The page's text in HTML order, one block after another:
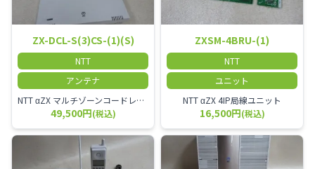
ZX-DCL-S(3)CS-(1)(S)
NTT
アンテナ
NTT αZX マルチゾーンコードレススター増設アンテナ
49,500円(税込)
ZXSM-4BRU-(1)
NTT
ユニット
NTT αZX 4IP局線ユニット
16,500円(税込)